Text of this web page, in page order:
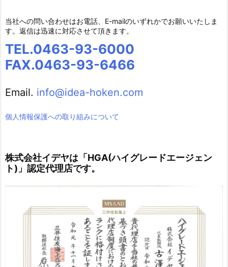
当社への問い合わせはお電話、E-mailのいずれかでお願いいたしま
す。返信は迅速に対応させて頂きます。
TEL.0463-93-6000
FAX.0463-93-6466
Email. info@idea-hoken.com
個人情報保護への取り組みについて
株式会社イデヤは「HGA(ハイグレードエージェン
ト)」認定代理店です。